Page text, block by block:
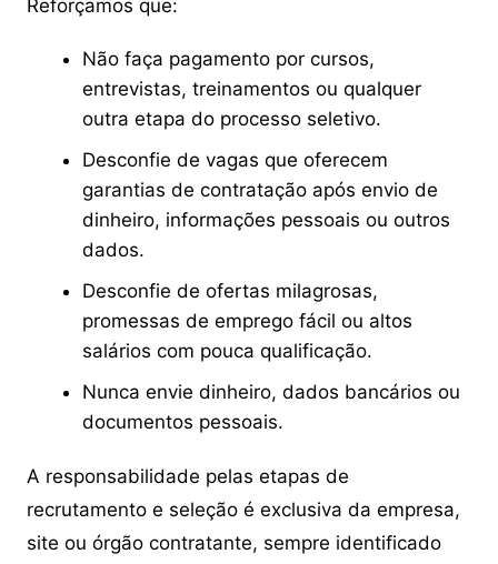
Reforçamos que:
Não faça pagamento por cursos,
entrevistas, treinamentos ou qualquer
outra etapa do processo seletivo.
Desconfie de vagas que oferecem
garantias de contratação após envio de
dinheiro, informações pessoais ou outros
dados.
Desconfie de ofertas milagrosas,
promessas de emprego fácil ou altos
salários com pouca qualificação.
Nunca envie dinheiro, dados bancários ou
documentos pessoais.
A responsabilidade pelas etapas de
recrutamento e seleção é exclusiva da empresa,
site ou órgão contratante, sempre identificado